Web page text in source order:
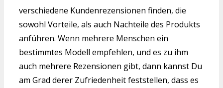
verschiedene Kundenrezensionen finden, die
sowohl Vorteile, als auch Nachteile des Produkts
anführen. Wenn mehrere Menschen ein
bestimmtes Modell empfehlen, und es zu ihm
auch mehrere Rezensionen gibt, dann kannst Du
am Grad derer Zufriedenheit feststellen, dass es